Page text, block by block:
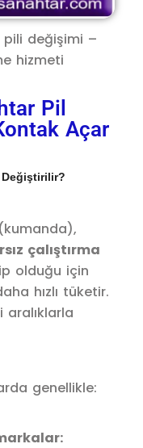
pili değişimi –
hizmeti
Pil
Açar
çalıştırma
olduğu için
hızlı tüketir.
aralıklarla
genellikle: